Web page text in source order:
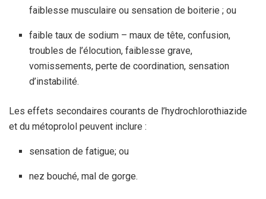
faiblesse musculaire ou sensation de boiterie ; ou
faible taux de sodium – maux de tête, confusion,
troubles de l’élocution, faiblesse grave,
vomissements, perte de coordination, sensation
d’instabilité.
Les effets secondaires courants de l’hydrochlorothiazide
et du métoprolol peuvent inclure :
sensation de fatigue; ou
nez bouché, mal de gorge.